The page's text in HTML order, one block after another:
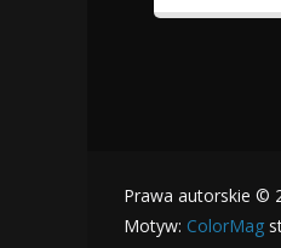
Prawa autorskie ©
Motyw: ColorMag